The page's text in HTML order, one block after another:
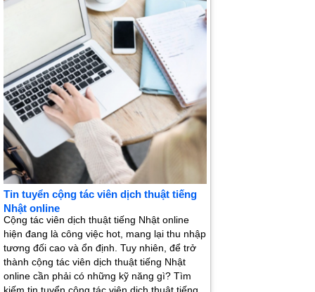
Tin tuyển cộng tác viên dịch thuật tiếng
Nhật online
Cộng tác viên dịch thuật tiếng Nhật online
hiện đang là công việc hot, mang lại thu nhập
tương đối cao và ổn định. Tuy nhiên, để trở
thành cộng tác viên dịch thuật tiếng Nhật
online cần phải có những kỹ năng gì? Tìm